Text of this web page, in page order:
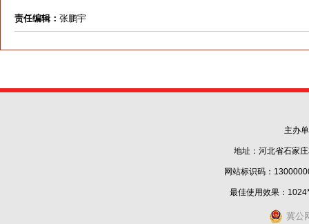
责任编辑： 张鹏宇
主办
地址：河北省石家
网站标识码：
最佳使用效果：
冀公